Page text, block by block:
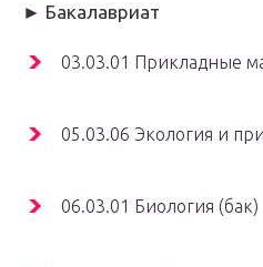
► Бакалавриат
03.03.01 Прикладные
05.03.06 Экология и
06.03.01 Биология (бак)